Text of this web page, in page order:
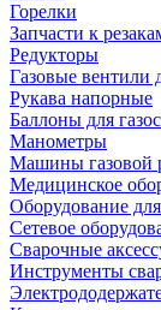
Горелки
Запчасти к
Редукторы
Газовые вентили
Рукава напорные
Баллоны для
Манометры
Машины газовой
Медицинское
Оборудование
Сетевое
Сварочные
Инструменты